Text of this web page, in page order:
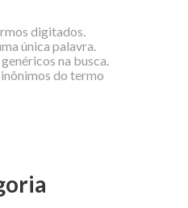
digitados.
única palavra.
na busca.
do termo